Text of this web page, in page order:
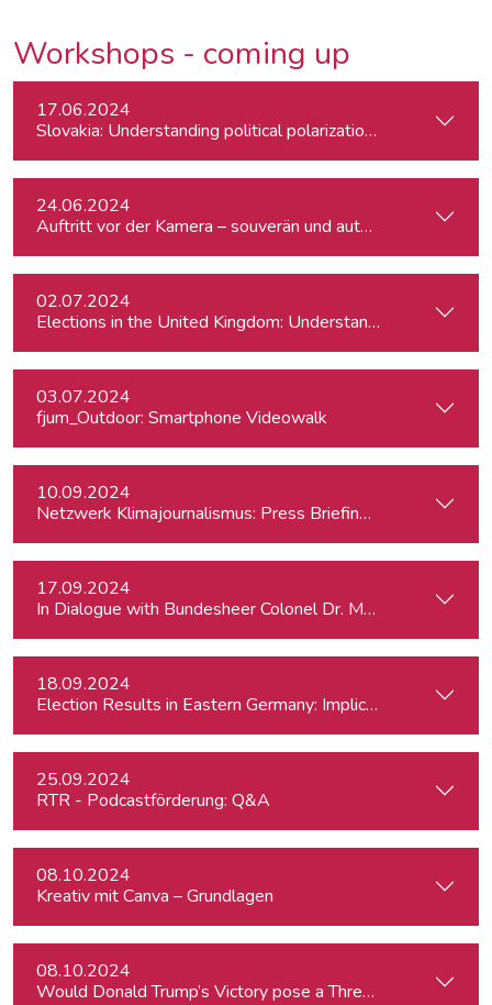
Workshops - coming up
17.06.2024
Slovakia: Understanding political polarizations and their
24.06.2024
Auftritt vor der Kamera – souverän und authentisch
02.07.2024
Elections in the United Kingdom: Understanding Voters’
03.07.2024
fjum_Outdoor: Smartphone Videowalk
10.09.2024
Netzwerk Klimajournalismus: Press Briefing zur
17.09.2024
In Dialogue with Bundesheer Colonel Dr. Markus Reisner -
18.09.2024
Election Results in Eastern Germany:
25.09.2024
RTR - Podcastförderung: Q&A
08.10.2024
Kreativ mit Canva – Grundlagen
08.10.2024
Would Donald Trump’s Victory pose a Threat to Press